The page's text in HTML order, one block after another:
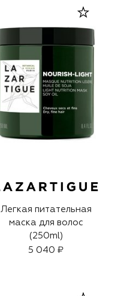
Легкая питательная
маска для волос
(250ml)
5 040 ₽